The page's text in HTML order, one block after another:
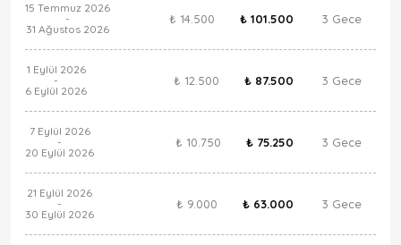
15 Temmuz 2026
-
31 Ağustos 2026
₺ 14.500 ₺ 101.500 3 Gece
1 Eylül 2026
-
6 Eylül 2026
₺ 12.500 ₺ 87.500 3 Gece
7 Eylül 2026
-
20 Eylül 2026
₺ 10.750 ₺ 75.250 3 Gece
21 Eylül 2026
-
30 Eylül 2026
₺ 9.000 ₺ 63.000 3 Gece